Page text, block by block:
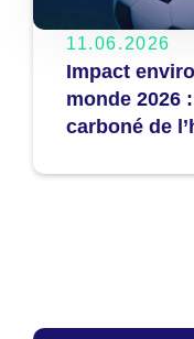
11.06.2026
Impact
monde 2026
carboné de